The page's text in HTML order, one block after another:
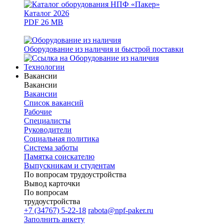
Каталог 2026
PDF 26 MB
Оборудование из наличия и быстрой поставки
Технологии
Вакансии
Вакансии
Вакансии
Список вакансий
Рабочие
Специалисты
Руководители
Cоциальная политика
Система заботы
Памятка соискателю
Выпускникам и студентам
По вопросам трудоустройства
Вывод карточки
По вопросам
трудоустройства
+7 (34767) 5-22-18 rabota@npf-paker.ru
Заполнить анкету